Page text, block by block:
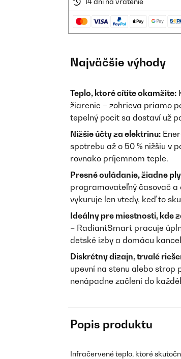
Najväčšie výhody
Teplo, ktoré cítite okamžite:
žiarenie – zohrieva priamo
tepelný pocit sa dostaví už
Nižšie účty za elektrinu:
spotrebu až o 50 % nižšiu v
rovnako príjemnom teple.
Presné ovládanie, žiadne
programovateľný časovač
vykuruje len vtedy, keď to
Ideálny pre miestnosti, kde
– RadiantSmart pracuje
detské izby a domácu
Diskrétny dizajn, trvalé
upevní na stenu alebo strop
nenápadne začlení do
Popis produktu
Infračervené teplo, ktoré